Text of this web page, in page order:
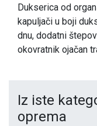
Dukserica od
kapuljači u boji
dnu, dodatni
okovratnik ojačan
Iz iste
oprema